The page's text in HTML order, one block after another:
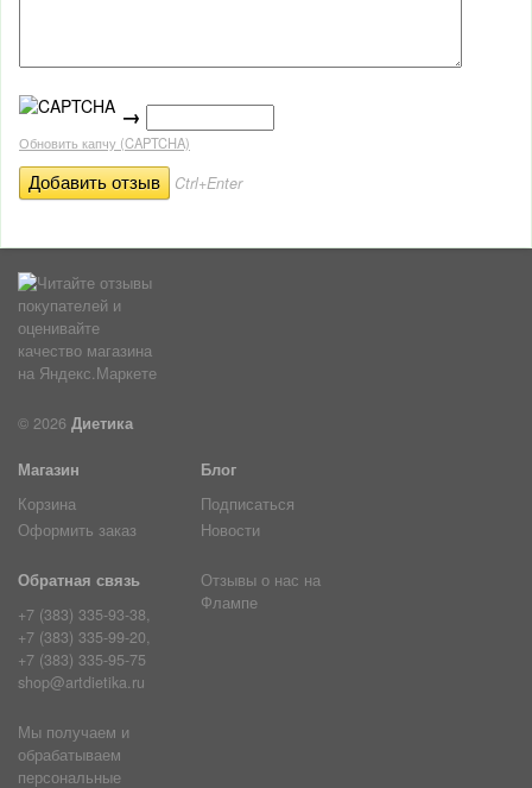
→
Обновить капчу (CAPTCHA)
Ctrl+Enter
© 2026 Диетика
Магазин
Корзина
Оформить заказ
Блог
Подписаться
Новости
Обратная связь
+7 (383) 335-93-38,
+7 (383) 335-99-20,
+7 (383) 335-95-75
shop@artdietika.ru
Отзывы о нас на
Флампе
Мы получаем и
обрабатываем
персональные